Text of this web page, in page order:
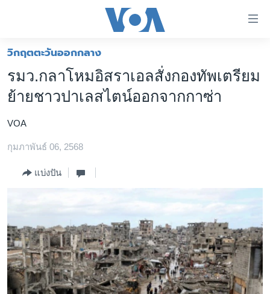
ต่อ
ไป
เนื้อหา
ข้าม
ไป
การ
ค้นหา
โลก
เอเชีย
สหรัฐฯ
ไทย
ธุรกิจ
วิทยาศาสตร์
สังคมและสุขภาพ
ไลฟ์สไตล์
ตรวจสอบข่าว
เรียนรู้ภาษาอังกฤษ
วิกฤตตะวันออกกลาง
รมว.กลาโหมอิสราเอลสั่งกองทัพเตรียม
ย้ายชาวปาเลสไตน์ออกจากกาซ่า
VOA
กุมภาพันธ์ 06, 2568
แบ่งปัน